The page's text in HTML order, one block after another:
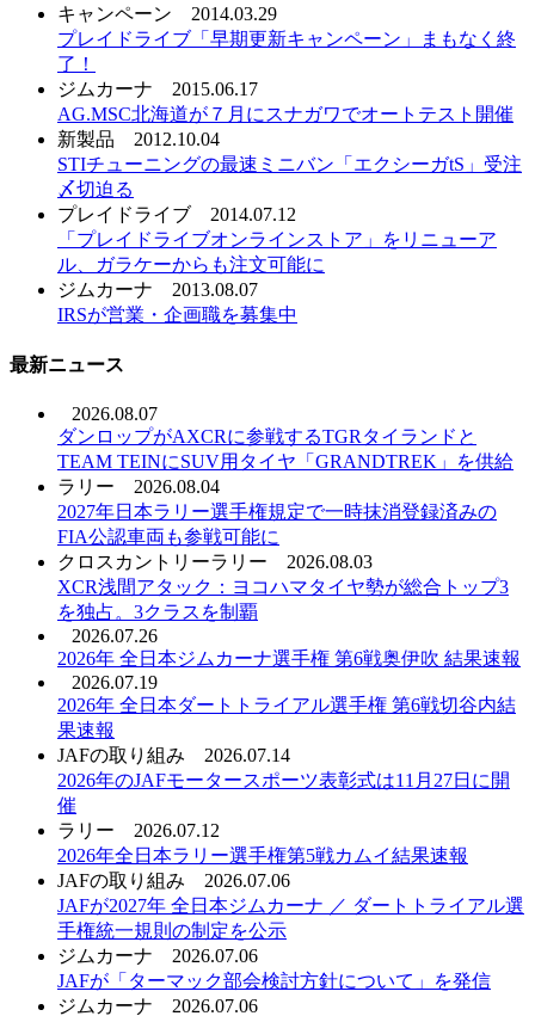
キャンペーン
2014.03.29
プレイドライブ「早期更新キャンペーン」まもなく終
了！
ジムカーナ
2015.06.17
AG.MSC北海道が７月にスナガワでオートテスト開催
新製品
2012.10.04
STIチューニングの最速ミニバン「エクシーガtS」受注
〆切迫る
プレイドライブ
2014.07.12
「プレイドライブオンラインストア」をリニューア
ル、ガラケーからも注文可能に
ジムカーナ
2013.08.07
IRSが営業・企画職を募集中
最新ニュース
2026.08.07
ダンロップがAXCRに参戦するTGRタイランドと
TEAM TEINにSUV用タイヤ「GRANDTREK」を供給
ラリー
2026.08.04
2027年日本ラリー選手権規定で一時抹消登録済みの
FIA公認車両も参戦可能に
クロスカントリーラリー
2026.08.03
XCR浅間アタック：ヨコハマタイヤ勢が総合トップ3
を独占。3クラスを制覇
2026.07.26
2026年 全日本ジムカーナ選手権 第6戦奥伊吹 結果速報
2026.07.19
2026年 全日本ダートトライアル選手権 第6戦切谷内結
果速報
JAFの取り組み
2026.07.14
2026年のJAFモータースポーツ表彰式は11月27日に開
催
ラリー
2026.07.12
2026年全日本ラリー選手権第5戦カムイ結果速報
JAFの取り組み
2026.07.06
JAFが2027年 全日本ジムカーナ ／ ダートトライアル選
手権統一規則の制定を公示
ジムカーナ
2026.07.06
JAFが「ターマック部会検討方針について」を発信
ジムカーナ
2026.07.06